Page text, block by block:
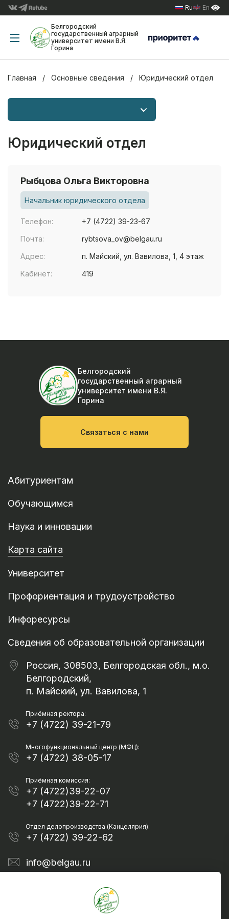
Ru En
Белгородский
государственный аграрный
университет имени В.Я.
Горина
Главная Основные сведения Юридический отдел
Юридический отдел
Рыбцова Ольга Викторовна
Начальник юридического отдела
Телефон:
+7 (4722) 39-23-67
Почта:
rybtsova_ov@belgau.ru
Адрес:
п. Майский, ул. Вавилова, 1, 4 этаж
Кабинет:
419
Белгородский
государственный аграрный
университет имени В.Я.
Горина
Связаться с нами
Абитуриентам
Обучающимся
Наука и инновации
Карта сайта
Университет
Профориентация и трудоустройство
Инфоресурсы
Сведения об образовательной организации
Россия, 308503, Белгородская обл., м.о.
Белгородский,
п. Майский, ул. Вавилова, 1
Приёмная ректора:
+7 (4722) 39-21-79
Многофункциональный центр (МФЦ):
+7 (4722) 38-05-17
Приёмная комиссия:
+7 (4722)39-22-07
+7 (4722)39-22-71
Отдел делопроизводства (Канцелярия):
+7 (4722) 39-22-62
info@belgau.ru